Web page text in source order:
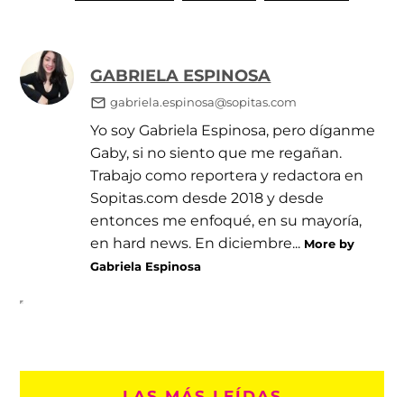
GABRIELA ESPINOSA
gabriela.espinosa@sopitas.com
Yo soy Gabriela Espinosa, pero díganme
Gaby, si no siento que me regañan.
Trabajo como reportera y redactora en
Sopitas.com desde 2018 y desde
entonces me enfoqué, en su mayoría,
en hard news. En diciembre... More by
Gabriela Espinosa